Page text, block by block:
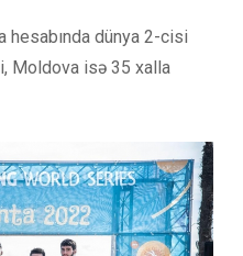
hesabında dünya 2-cisi
Moldova isə 35 xalla